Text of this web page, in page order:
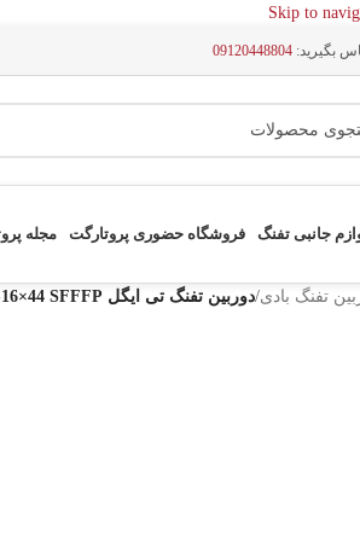
Skip to
بگیرید: 09120448804
جانبی تفنگ فروشگاه حضوری پروتارگت مجله
تفنگ بادی/دوربین تفنگ تی ایگل MR 4-16×44 SFFFP